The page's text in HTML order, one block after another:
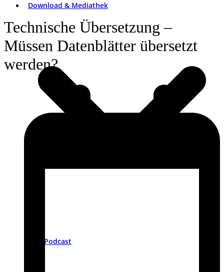
Download & Mediathek
Podcast
Technische Übersetzung –
Müssen Datenblätter übersetzt
werden?